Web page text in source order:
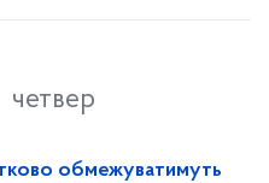
четвер
обмежуватимуть